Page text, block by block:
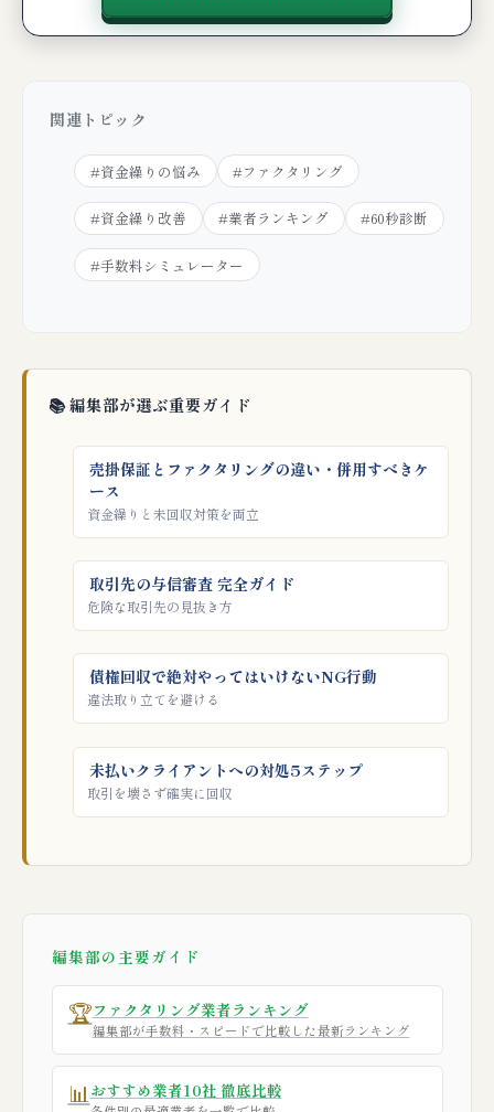
関連トピック
#資金繰りの悩み #ファクタリング
#資金繰り改善 #業者ランキング #60秒診断
#手数料シミュレーター
📚 編集部が選ぶ重要ガイド
売掛保証とファクタリングの違い・併用すべきケ
ース
資金繰りと未回収対策を両立
取引先の与信審査 完全ガイド
危険な取引先の見抜き方
債権回収で絶対やってはいけないNG行動
違法取り立てを避ける
未払いクライアントへの対処5ステップ
取引を壊さず確実に回収
編集部の主要ガイド
🏆ファクタリング業者ランキング
編集部が手数料・スピードで比較した最新ランキング
📊おすすめ業者10社 徹底比較